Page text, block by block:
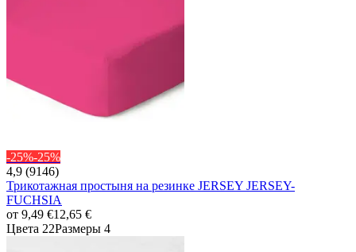
-25%-25%
4,9 (9146)
Трикотажная простыня на резинке JERSEY JERSEY-
FUCHSIA
от 9,49 €12,65 €
Цвета 22Размеры 4